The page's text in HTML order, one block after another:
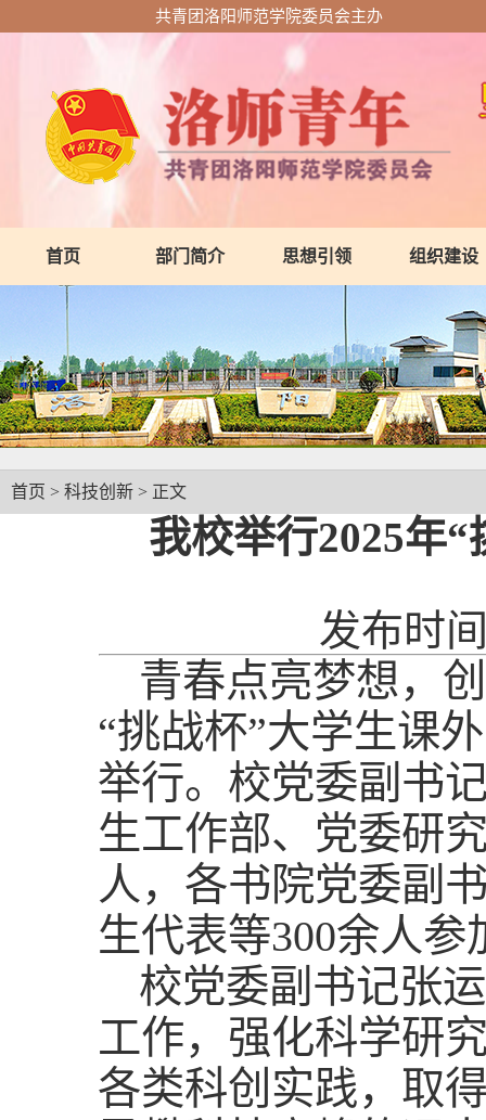
共青团洛阳师范学院委员会主办
首页 部门简介 思想引领 组织建设
首页 > 科技创新 > 正文
我校举行2025年
发布时
青春点亮梦想，
“挑战杯”大学生课
举行。校党委副书
生工作部、党委研
人，各书院党委副
生代表等300余人参
校党委副书记张
工作，强化科学研
各类科创实践，取